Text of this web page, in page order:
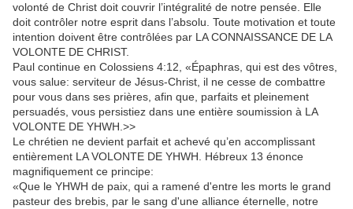
volonté de Christ doit couvrir l’intégralité de notre pensée. Elle
doit contrôler notre esprit dans l’absolu. Toute motivation et toute
intention doivent être contrôlées par LA CONNAISSANCE DE LA
VOLONTE DE CHRIST.
Paul continue en Colossiens 4:12, «Épaphras, qui est des vôtres,
vous salue: serviteur de Jésus-Christ, il ne cesse de combattre
pour vous dans ses prières, afin que, parfaits et pleinement
persuadés, vous persistiez dans une entière soumission à LA
VOLONTE DE YHWH.>>
Le chrétien ne devient parfait et achevé qu’en accomplissant
entièrement LA VOLONTE DE YHWH. Hébreux 13 énonce
magnifiquement ce principe:
«Que le YHWH de paix, qui a ramené d'entre les morts le grand
pasteur des brebis, par le sang d'une alliance éternelle, notre